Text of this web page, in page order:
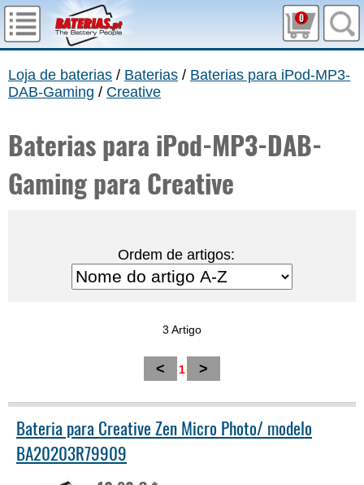
0
Loja de baterias / Baterias / Baterias para iPod-MP3-
DAB-Gaming / Creative
Baterias para iPod-MP3-DAB-
Gaming para Creative
Ordem de artigos:
3 Artigo
< 1 >
Bateria para Creative Zen Micro Photo/ modelo
BA20203R79909